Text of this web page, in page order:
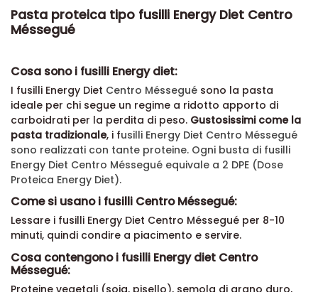
Pasta proteica tipo fusilli Energy Diet Centro
Méssegué
Cosa sono i fusilli Energy diet:
I fusilli Energy Diet Centro Méssegué sono la pasta
ideale per chi segue un regime a ridotto apporto di
carboidrati per la perdita di peso. Gustosissimi come la
pasta tradizionale, i fusilli Energy Diet Centro Méssegué
sono realizzati con tante proteine. Ogni busta di fusilli
Energy Diet Centro Méssegué equivale a 2 DPE (Dose
Proteica Energy Diet).
Come si usano i fusilli Centro Méssegué:
Lessare i fusilli Energy Diet Centro Méssegué per 8-10
minuti, quindi condire a piacimento e servire.
Cosa contengono i fusilli Energy diet Centro
Méssegué:
Proteine vegetali (soia, pisello), semola di grano duro,